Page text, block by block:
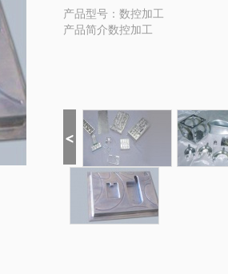
产品型号：数控加工
产品简介数控加工